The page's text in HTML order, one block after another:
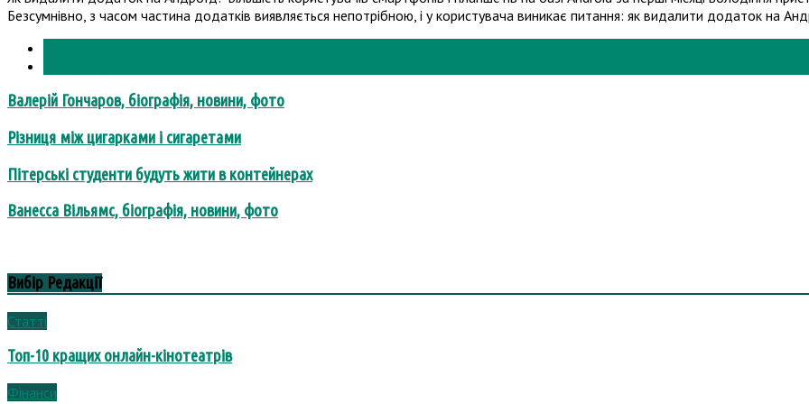
Безсумнівно, з часом частина додатків виявляється непотрібною, і у користувача виникає питання: як видалити додаток на
Валерій Гончаров, біографія, новини, фото
Різниця між цигарками і сигаретами
Пітерські студенти будуть жити в контейнерах
Ванесса Вільямс, біографія, новини, фото
Вибір Редакції
Статті
Топ-10 кращих онлайн-кінотеатрів
Фінанси